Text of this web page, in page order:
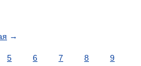
→
5 6 7 8
9